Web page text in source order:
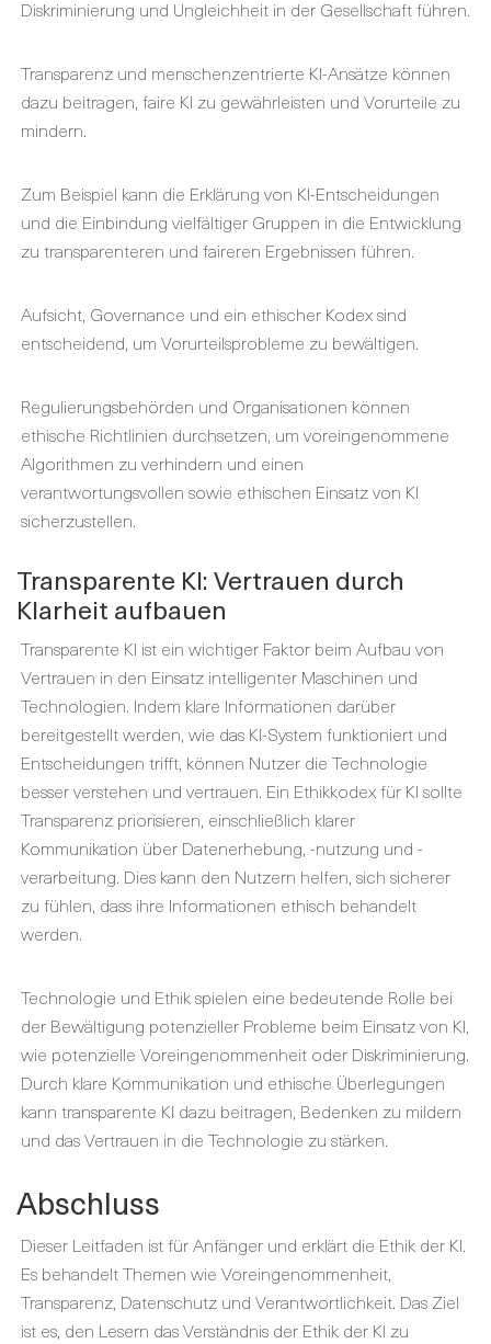
Diskriminierung und Ungleichheit in der Gesellschaft führen.
Transparenz und menschenzentrierte KI-Ansätze können
dazu beitragen, faire KI zu gewährleisten und Vorurteile zu
mindern.
Zum Beispiel kann die Erklärung von KI-Entscheidungen
und die Einbindung vielfältiger Gruppen in die Entwicklung
zu transparenteren und faireren Ergebnissen führen.
Aufsicht, Governance und ein ethischer Kodex sind
entscheidend, um Vorurteilsprobleme zu bewältigen.
Regulierungsbehörden und Organisationen können
ethische Richtlinien durchsetzen, um voreingenommene
Algorithmen zu verhindern und einen
verantwortungsvollen sowie ethischen Einsatz von KI
sicherzustellen.
Transparente KI: Vertrauen durch
Klarheit aufbauen
Transparente KI ist ein wichtiger Faktor beim Aufbau von
Vertrauen in den Einsatz intelligenter Maschinen und
Technologien. Indem klare Informationen darüber
bereitgestellt werden, wie das KI-System funktioniert und
Entscheidungen trifft, können Nutzer die Technologie
besser verstehen und vertrauen. Ein Ethikkodex für KI sollte
Transparenz priorisieren, einschließlich klarer
Kommunikation über Datenerhebung, -nutzung und -
verarbeitung. Dies kann den Nutzern helfen, sich sicherer
zu fühlen, dass ihre Informationen ethisch behandelt
werden.
Technologie und Ethik spielen eine bedeutende Rolle bei
der Bewältigung potenzieller Probleme beim Einsatz von KI,
wie potenzielle Voreingenommenheit oder Diskriminierung.
Durch klare Kommunikation und ethische Überlegungen
kann transparente KI dazu beitragen, Bedenken zu mildern
und das Vertrauen in die Technologie zu stärken.
Abschluss
Dieser Leitfaden ist für Anfänger und erklärt die Ethik der KI.
Es behandelt Themen wie Voreingenommenheit,
Transparenz, Datenschutz und Verantwortlichkeit. Das Ziel
ist es, den Lesern das Verständnis der Ethik der KI zu